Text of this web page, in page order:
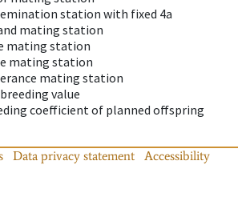
station with fixed 4a
mating station
mating station
mating station
mating station
value
coefficient of planned offspring
Data privacy statement
Accessibility